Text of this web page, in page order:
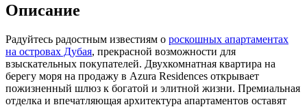
Описание
Радуйтесь радостным известиям о роскошных апартаментах
на островах Дубая, прекрасной возможности для
взыскательных покупателей. Двухкомнатная квартира на
берегу моря на продажу в Azura Residences открывает
пожизненный шлюз к богатой и элитной жизни. Премиальная
отделка и впечатляющая архитектура апартаментов оставят